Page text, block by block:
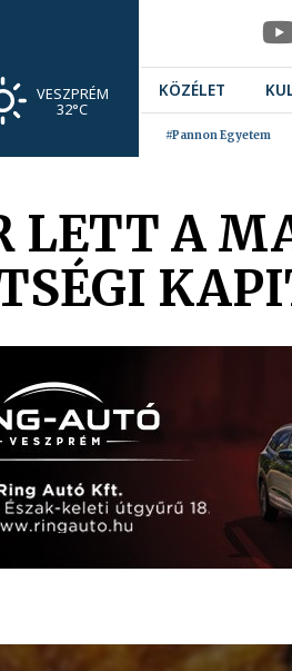
VESZPRÉM
32°C
KÖZÉLET
#Pannon Egyetem
LETT A